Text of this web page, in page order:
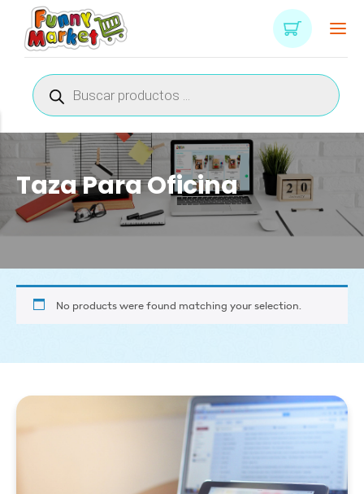
Búsqueda
de
productos
Taza Para Oficina
No products were found matching your selection.